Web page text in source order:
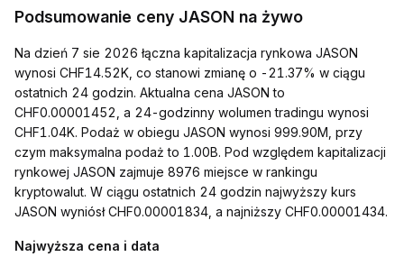
Podsumowanie ceny JASON na żywo
Na dzień 7 sie 2026 łączna kapitalizacja rynkowa JASON
wynosi CHF14.52K, co stanowi zmianę o -21.37% w ciągu
ostatnich 24 godzin. Aktualna cena JASON to
CHF0.00001452, a 24-godzinny wolumen tradingu wynosi
CHF1.04K. Podaż w obiegu JASON wynosi 999.90M, przy
czym maksymalna podaż to 1.00B. Pod względem kapitalizacji
rynkowej JASON zajmuje 8976 miejsce w rankingu
kryptowalut. W ciągu ostatnich 24 godzin najwyższy kurs
JASON wyniósł CHF0.00001834, a najniższy CHF0.00001434.
Najwyższa cena i data